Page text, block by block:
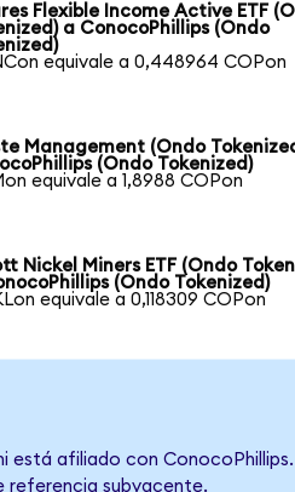
Flexible Income Active ETF
a ConocoPhillips (Ondo
equivale a 0,448964 COPon
Management (Ondo
(Ondo Tokenized)
equivale a 1,8988 COPon
Nickel Miners ETF (Ondo
(Ondo Tokenized)
equivale a 0,118309 COPon
afiliado con
referencia subyacente.